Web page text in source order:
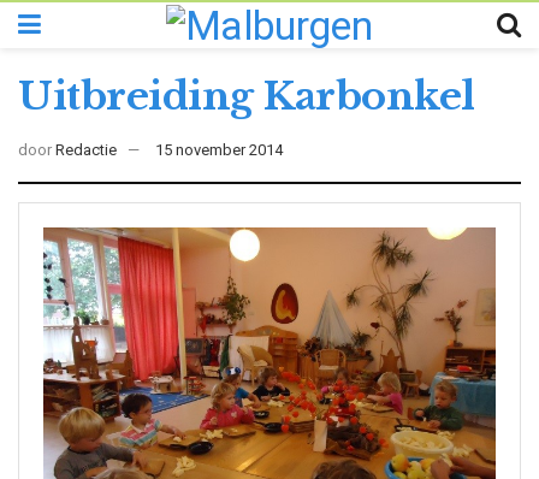
Uitbreiding Karbonkel
door Redactie 15 november 2014